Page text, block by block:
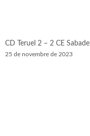
CD Teruel 2 – 2 CE Sabadell
25 de novembre de 2023